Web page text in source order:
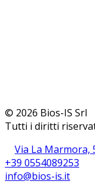
© 2026 Bios-IS Srl
Tutti i diritti
Via La Marmora,
+39 0554089253
info@bios-is.it